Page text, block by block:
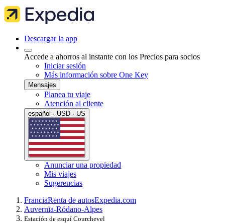
Descargar la app
Accede a ahorros al instante con los Precios para socios
Iniciar sesión
Más información sobre One Key
Mensajes
Planea tu viaje
Atención al cliente
español · USD · US
Anunciar una propiedad
Mis viajes
Sugerencias
FranciaRenta de autosExpedia.com
Auvernia-Ródano-Alpes
Estación de esquí Courchevel